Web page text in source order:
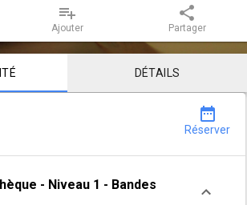
playlist_add
Ajouter
share
Partager
notice DÉTAILS
date_range
Réserver
- Niveau 1 - Bandes